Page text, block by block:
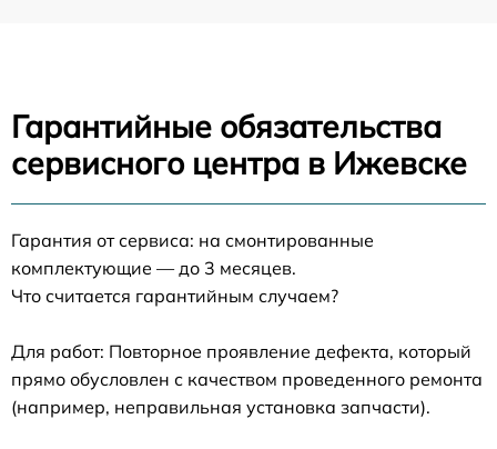
Гарантийные обязательства
сервисного центра в Ижевске
Гарантия от сервиса: на смонтированные
комплектующие — до 3 месяцев.
Что считается гарантийным случаем?
Для работ: Повторное проявление дефекта, который
прямо обусловлен с качеством проведенного ремонта
(например, неправильная установка запчасти).